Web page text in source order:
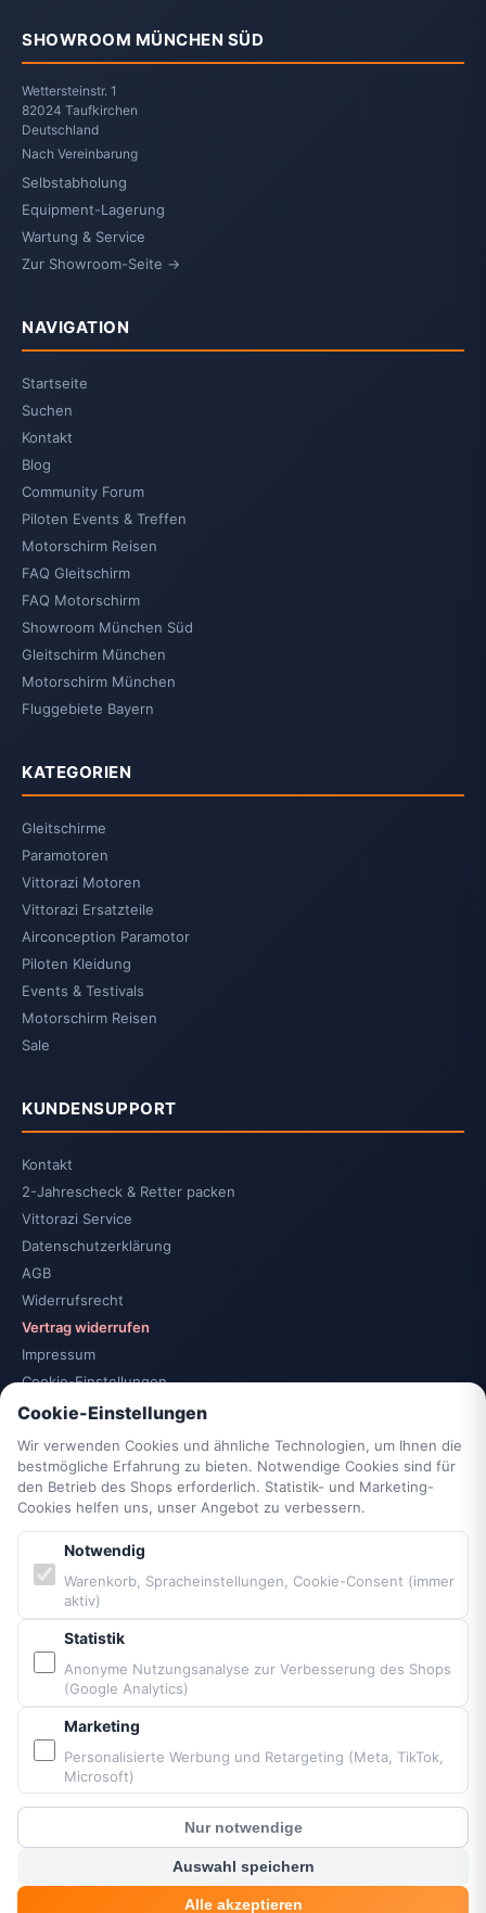
SHOWROOM MÜNCHEN SÜD
Wettersteinstr. 1
82024 Taufkirchen
Deutschland
Nach Vereinbarung
Selbstabholung
Equipment-Lagerung
Wartung & Service
Zur Showroom-Seite →
NAVIGATION
Startseite
Suchen
Kontakt
Blog
Community Forum
Piloten Events & Treffen
Motorschirm Reisen
FAQ Gleitschirm
FAQ Motorschirm
Showroom München Süd
Gleitschirm München
Motorschirm München
Fluggebiete Bayern
KATEGORIEN
Gleitschirme
Paramotoren
Vittorazi Motoren
Vittorazi Ersatzteile
Airconception Paramotor
Piloten Kleidung
Events & Testivals
Motorschirm Reisen
Sale
KUNDENSUPPORT
Kontakt
2-Jahrescheck & Retter packen
Vittorazi Service
Datenschutzerklärung
AGB
Widerrufsrecht
Vertrag widerrufen
Impressum
Cookie-Einstellungen
Barrierefreiheit
Sitemap
PARTNER & MARKEN
Vittorazi Motoren MY25
Airconception
Apco Aviation
Ozone
MacPara
Neo
Bereitgestellt von Fresh Air © Paramaniacshop 2026
Shop-Version 2026-07-10
? Kunden Chat
Cookie-Einstellungen
Wir verwenden Cookies und ähnliche Technologien, um Ihnen die
bestmögliche Erfahrung zu bieten. Notwendige Cookies sind für
den Betrieb des Shops erforderlich. Statistik- und Marketing-
Cookies helfen uns, unser Angebot zu verbessern.
Notwendig
Warenkorb, Spracheinstellungen, Cookie-Consent (immer
aktiv)
Statistik
Anonyme Nutzungsanalyse zur Verbesserung des Shops
(Google Analytics)
Marketing
Personalisierte Werbung und Retargeting (Meta, TikTok,
Microsoft)
Nur notwendige
Auswahl speichern
Alle akzeptieren